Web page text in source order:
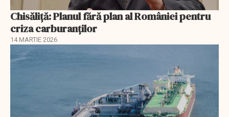
Chisăliță: Planul fără plan al României pentru
criza carburanților
14 MARTIE 2026